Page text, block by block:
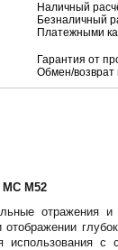
Наличный
Безналичный
Платежными
Гарантия от
Обмен/возврат
M52
отражения и
с